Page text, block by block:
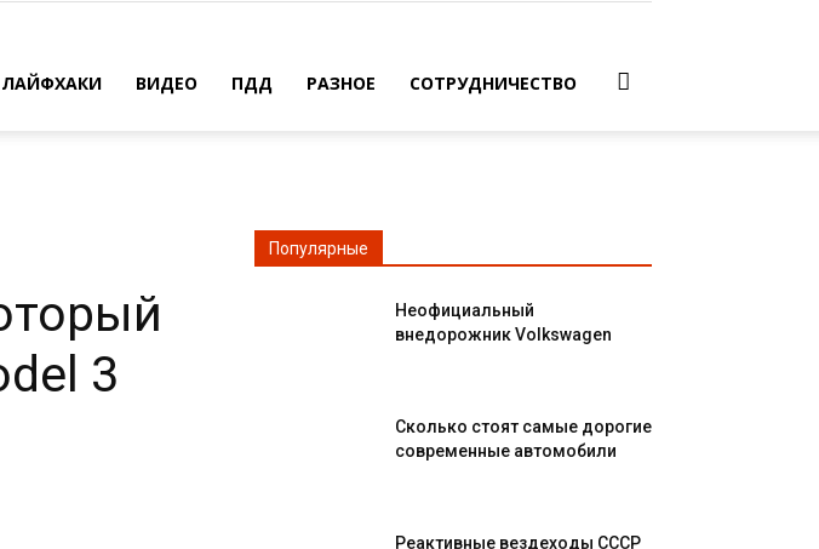
ЛАЙФХАКИ ВИДЕО ПДД РАЗНОЕ СОТРУДНИЧЕСТВО
3
Популярные
Неофициальный
внедорожник Volkswagen
Сколько стоят самые дорогие
современные автомобили
Реактивные вездеходы СССР